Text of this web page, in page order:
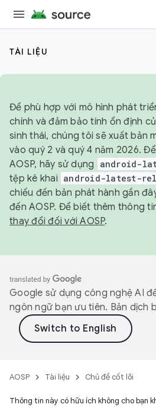
TÀI LIỆU
Để phù hợp với mô hình phát
chính và đảm bảo tính ổn định
sinh thái, chúng tôi sẽ xuất bản
vào quý 2 và quý 4 năm 2026.
AOSP, hãy sử dụng
android-
tệp kê khai android-latest-
chiếu đến bản phát hành gần
đến AOSP. Để biết thêm thông
thay đổi đối với AOSP.
Google sử dụng công nghệ AI
ngôn ngữ bạn ưu tiên. Bản dịch
AOSP Tài liệu Chủ đề cốt lõi
Thông tin này có hữu ích không cho bạn